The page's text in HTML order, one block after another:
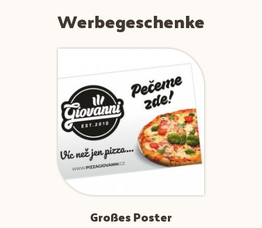
Werbegeschenke
Großes Poster